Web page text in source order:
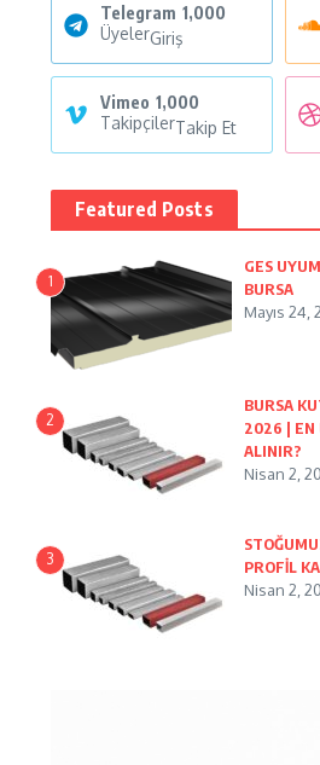
Telegram 1,000
ÜyelerGiriş
Vimeo 1,000
TakipçilerTakip Et
Featured Posts
1
GES
BURSA
Mayıs 24,
2
BURSA
2026 | EN
ALINIR?
Nisan 2,
3
PROFİL
Nisan 2,